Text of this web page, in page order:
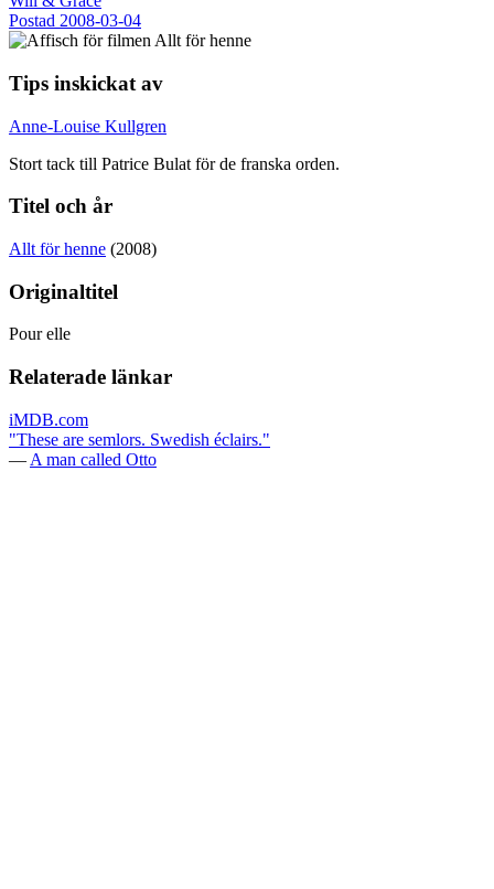
Postad 2008-03-04
Tips inskickat av
Anne-Louise Kullgren
Stort tack till Patrice Bulat för de franska orden.
Titel och år
Allt för henne (2008)
Originaltitel
Pour elle
Relaterade länkar
iMDB.com
"These are semlors. Swedish éclairs."
— A man called Otto